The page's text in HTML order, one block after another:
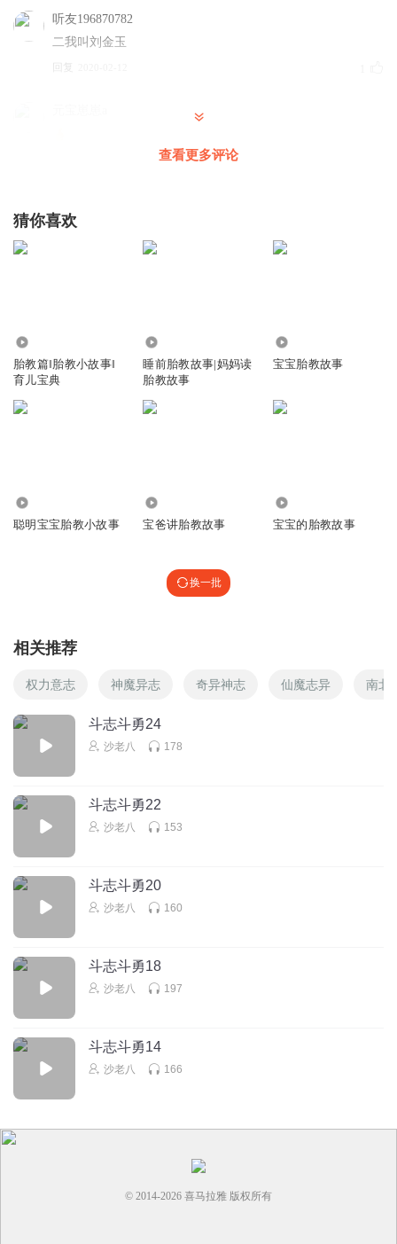
听友196870782
二我叫刘金玉
回复
？。，
听友224095553
回复 2021-08-22
👧🏅🥇🎖🎷🎺🎸🎻🥁🎼🎹🎻🎧🎤🎙🎸🎺🎷🏆🏆🏆
查看更多评论
猜你喜欢
胎教篇‖胎教小故事‖
育儿宝典
睡前胎教故事|妈妈读
胎教故事
宝宝胎教故事
聪明宝宝胎教小故事 宝爸讲胎教故事 宝宝的胎教故事
换一批
相关推荐
权力意志 神魔异志 奇异神志 仙魔志异 南北
斗志斗勇24
沙老八 178
斗志斗勇22
沙老八 153
斗志斗勇20
沙老八 160
斗志斗勇18
沙老八 197
斗志斗勇14
沙老八 166
© 2014-2026 喜马拉雅 版权所有